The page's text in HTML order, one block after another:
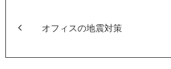
オフィスの地震対策